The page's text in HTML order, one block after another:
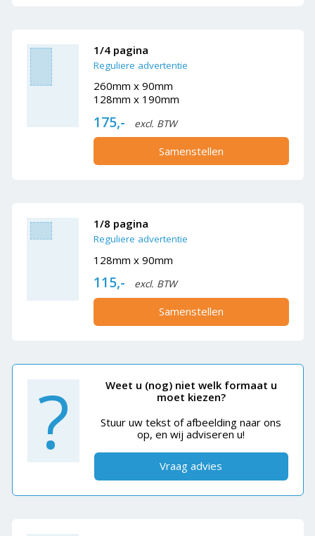
1/4 pagina
Reguliere advertentie
260mm x 90mm
128mm x 190mm
175,- excl. BTW
Samenstellen
1/8 pagina
Reguliere advertentie
128mm x 90mm
115,- excl. BTW
Samenstellen
?
Weet u (nog) niet welk formaat u
moet kiezen?
Stuur uw tekst of afbeelding naar ons
op, en wij adviseren u!
Vraag advies